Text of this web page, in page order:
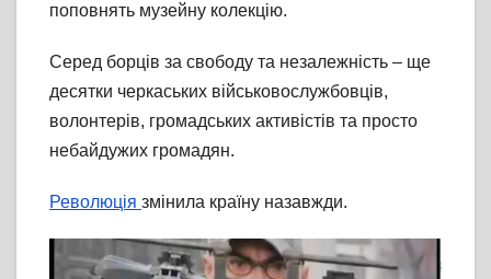
поповнять музейну колекцію.
Серед борців за свободу та незалежність – ще
десятки черкаських військовослужбовців,
волонтерів, громадських активістів та просто
небайдужих громадян.
Революція змінила країну назавжди.